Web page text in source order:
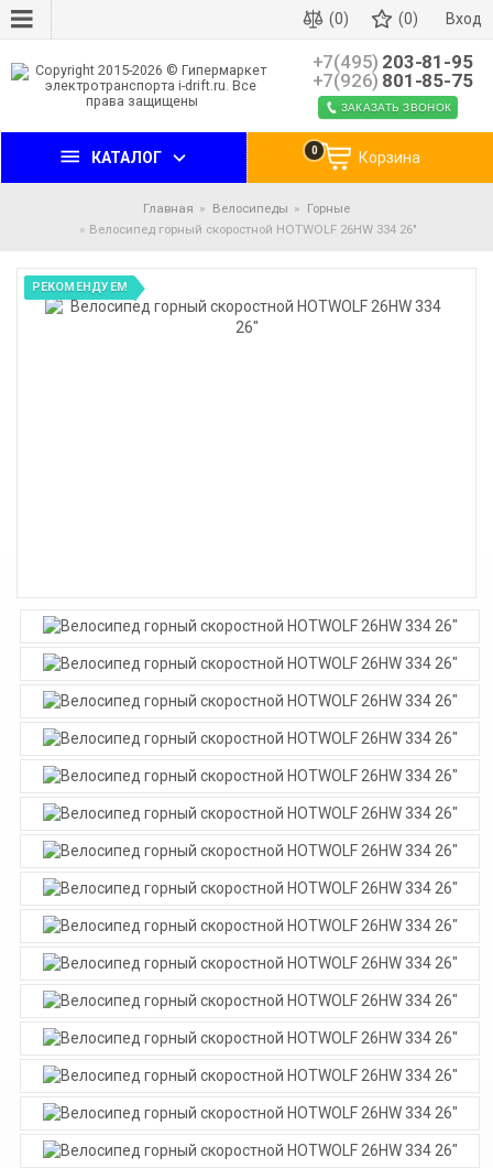
Вход
(0) (0)
+7(495) 203-81-95
+7(926) 801-85-75
ЗАКАЗАТЬ ЗВОНОК
КАТАЛОГ Корзина
0
Главная Велосипеды
Горные
Велосипед горный скоростной HOTWOLF 26HW 334 26"
РЕКОМЕНДУЕМ